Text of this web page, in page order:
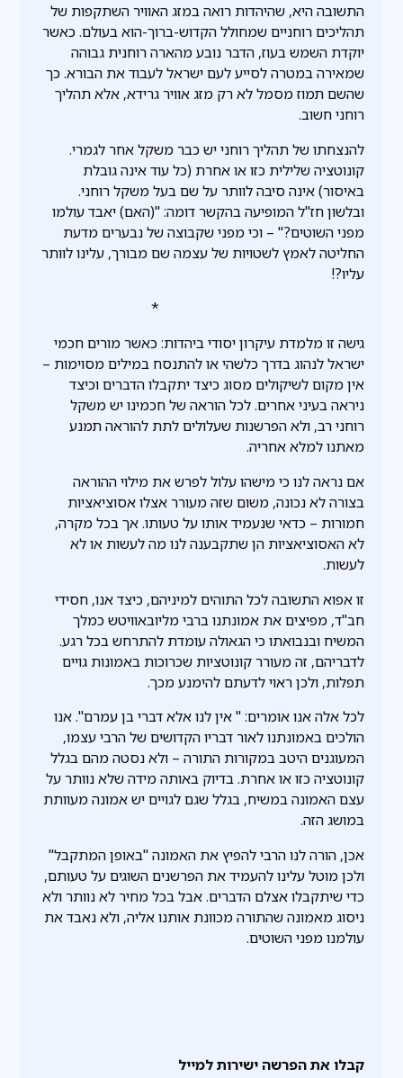
קבלו את הפרשה ישירות למייל
התשובה היא, שהיהדות רואה במזג האוויר השתקפות של
תהליכים רוחניים שמחולל הקדוש-ברוך-הוא בעולם. כאשר
יוקדת השמש בעוז, הדבר נובע מהארה רוחנית גבוהה
שמאירה במטרה לסייע לעם ישראל לעבוד את הבורא. כך
שהשם תמוז מסמל לא רק מזג אוויר גרידא, אלא תהליך
רוחני חשוב.
להנצחתו של תהליך רוחני יש כבר משקל אחר לגמרי.
קונוטציה שלילית כזו או אחרת (כל עוד אינה גובלת
באיסור) אינה סיבה לוותר על שם בעל משקל רוחני.
ובלשון חז"ל המופיעה בהקשר דומה: "(האם) יאבד עולמו
מפני השוטים?" – וכי מפני שקבוצה של נבערים מדעת
החליטה לאמץ לשטויות של עצמה שם מבורך, עלינו לוותר
עליו?!
*
גישה זו מלמדת עיקרון יסודי ביהדות: כאשר מורים חכמי
ישראל לנהוג בדרך כלשהי או להתנסח במילים מסוימות –
אין מקום לשיקולים מסוג כיצד יתקבלו הדברים וכיצד
ניראה בעיני אחרים. לכל הוראה של חכמינו יש משקל
רוחני רב, ולא הפרשנות שעלולים לתת להוראה תמנע
מאתנו למלא אחריה.
אם נראה לנו כי מישהו עלול לפרש את מילוי ההוראה
בצורה לא נכונה, משום שזה מעורר אצלו אסוציאציות
חמורות – כדאי שנעמיד אותו על טעותו. אך בכל מקרה,
לא האסוציאציות הן שתקבענה לנו מה לעשות או לא
לעשות.
זו אפוא התשובה לכל התוהים למיניהם, כיצד אנו, חסידי
חב"ד, מפיצים את אמונתנו ברבי מליובאוויטש כמלך
המשיח ובנבואתו כי הגאולה עומדת להתרחש בכל רגע.
לדבריהם, זה מעורר קונוטציות שכרוכות באמונות גויים
תפלות, ולכן ראוי לדעתם להימנע מכך.
לכל אלה אנו אומרים: " אין לנו אלא דברי בן עמרם". אנו
הולכים באמונתנו לאור דבריו הקדושים של הרבי עצמו,
המעוגנים היטב במקורות התורה – ולא נסטה מהם בגלל
קונוטציה כזו או אחרת. בדיוק באותה מידה שלא נוותר על
עצם האמונה במשיח, בגלל שגם לגויים יש אמונה מעוותת
במושג הזה.
אכן, הורה לנו הרבי להפיץ את האמונה "באופן המתקבל"
ולכן מוטל עלינו להעמיד את הפרשנים השוגים על טעותם,
כדי שיתקבלו אצלם הדברים. אבל בכל מחיר לא נוותר ולא
ניסוג מאמונה שהתורה מכוונת אותנו אליה, ולא נאבד את
עולמנו מפני השוטים.